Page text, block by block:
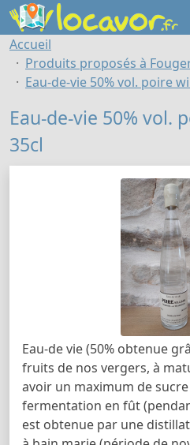
Accueil
Produits proposés à
Eau-de-vie 50% vol. poire
Eau-de-vie 50% vol.
35cl
Eau-de vie (50% obtenue
fruits de nos vergers, à
avoir un maximum de
fermentation en fût
est obtenue par une